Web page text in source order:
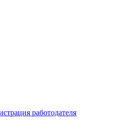
работодателя